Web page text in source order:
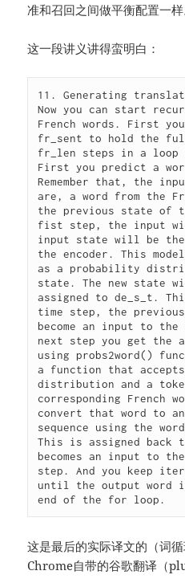
准和召回之间做平衡配置一样
这一段讲义讲得蛮明白：
11. Generating
Now you can start
French words. First
fr_sent to hold the
fr_len steps in a loop
First you predict a
Remember that, the
are, a word from the
the previous state of
fist step, the input
input state will be the
the encoder. This
as a probability
state. The new state
assigned to de_s_t.
time step, the
become an input to the
next step you get the
using probs2word()
a function that
distribution and a
corresponding French
convert that word to an
sequence using the
This is assigned back
becomes an input to
step. And you keep
until the output
end of the for loop.
这是最后的实际译文的（词
Chrome自带的谷歌翻译（